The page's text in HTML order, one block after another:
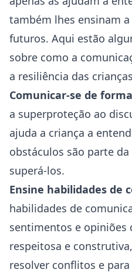
também lhes ensinam
futuros. Aqui estão
sobre como a
a resiliência das
Comunicar-se de
a superproteção ao
ajuda a criança a
obstáculos são parte
superá-los.
Ensine habilidades de
habilidades de
sentimentos e opiniões
respeitosa e
resolver conflitos e